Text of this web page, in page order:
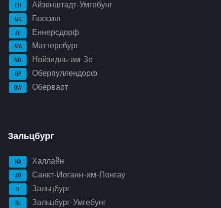
EU Айзенштадт-Умгебунг
GS Гюссинг
JE Еннерсдорф
MA Маттерсбург
ND Нойзидль-ам-Зе
OP Оберпуллендорф
OW Оберварт
Зальцбург
HA Халлайн
JO Санкт-Иоганн-им-Понгау
S Зальцбург
SL Зальцбург-Умгебунг